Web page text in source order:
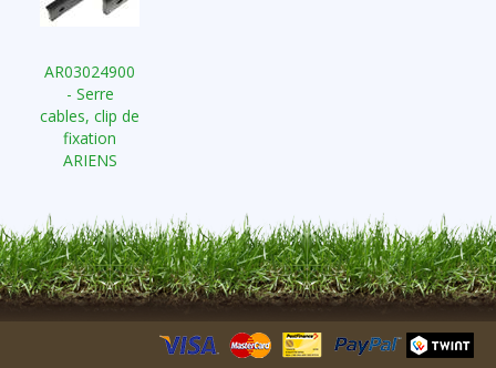
AR03024900
- Serre
cables, clip de
fixation
ARIENS